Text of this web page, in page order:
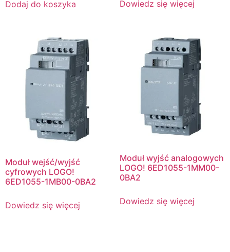
Dodaj do koszyka Dowiedz się więcej
Moduł wejść/wyjść
cyfrowych LOGO!
6ED1055-1MB00-0BA2
Dowiedz się więcej
Moduł wyjść analogowych
LOGO! 6ED1055-1MM00-
0BA2
Dowiedz się więcej